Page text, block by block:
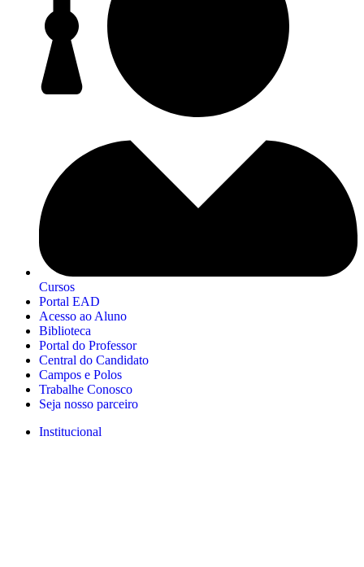
Cursos
Portal EAD
Acesso ao Aluno
Biblioteca
Portal do Professor
Central do Candidato
Campos e Polos
Trabalhe Conosco
Seja nosso parceiro
Institucional